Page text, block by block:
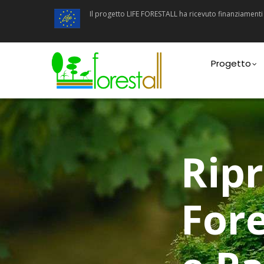
principale
Il progetto LIFE FORESTALL ha ricevuto
Progetto